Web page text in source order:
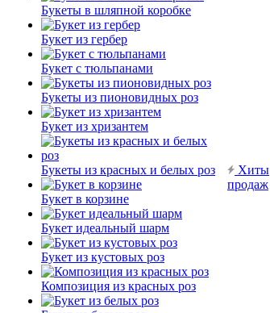
Букеты в шляпной коробке
Букет из гербер
Букет с тюльпанами
Букеты из пионовидных роз
Букет из хризантем
Букеты из красных и белых роз
Букет в корзине
Букет идеальный шарм
Букет из кустовых роз
Композиция из красных роз
Хиты
продаж